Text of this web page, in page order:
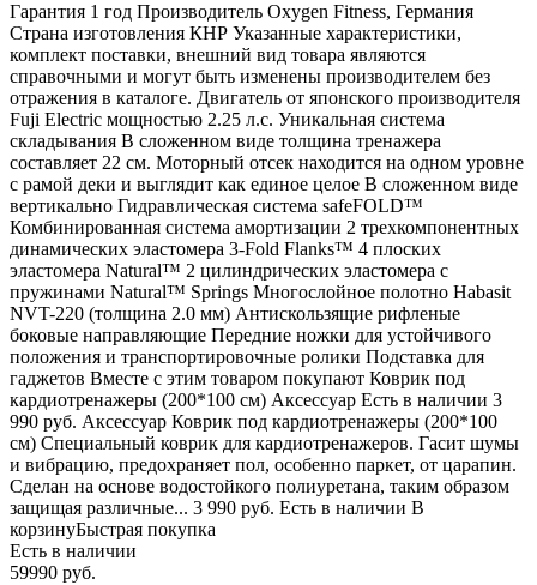
Гарантия 1 год Производитель Oxygen Fitness, Германия
Страна изготовления КНР Указанные характеристики,
комплект поставки, внешний вид товара являются
справочными и могут быть изменены производителем без
отражения в каталоге. Двигатель от японского производителя
Fuji Electric мощностью 2.25 л.с. Уникальная система
складывания В сложенном виде толщина тренажера
составляет 22 см. Моторный отсек находится на одном уровне
с рамой деки и выглядит как единое целое В сложенном виде
вертикально Гидравлическая система safeFOLD™
Комбинированная система амортизации 2 трехкомпонентных
динамических эластомера 3-Fold Flanks™ 4 плоских
эластомера Natural™ 2 цилиндрических эластомера с
пружинами Natural™ Springs Многослойное полотно Habasit
NVT-220 (толщина 2.0 мм) Антискользящие рифленые
боковые направляющие Передние ножки для устойчивого
положения и транспортировочные ролики Подставка для
гаджетов Вместе с этим товаром покупают Коврик под
кардиотренажеры (200*100 см) Аксессуар Есть в наличии 3
990 руб. Аксессуар Коврик под кардиотренажеры (200*100
см) Специальный коврик для кардиотренажеров. Гасит шумы
и вибрацию, предохраняет пол, особенно паркет, от царапин.
Сделан на основе водостойкого полиуретана, таким образом
защищая различные... 3 990 руб. Есть в наличии В
корзинуБыстрая покупка
Есть в наличии
59990 руб.